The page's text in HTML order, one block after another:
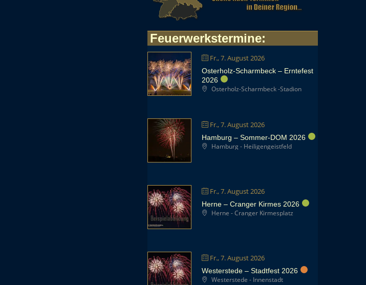
Feuerwerkstermine:
Fr., 7. August 2026
Osterholz-Scharmbeck – Erntefest
2026
Osterholz-Scharmbeck -Stadion
Fr., 7. August 2026
Hamburg – Sommer-DOM 2026
Hamburg - Heiligengeistfeld
Fr., 7. August 2026
Herne – Cranger Kirmes 2026
Herne - Cranger Kirmesplatz
Fr., 7. August 2026
Westerstede – Stadtfest 2026
Westerstede - Innenstadt